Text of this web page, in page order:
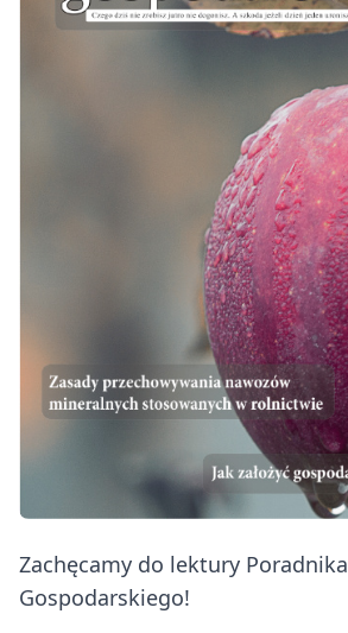
Zachęcamy do lektury Poradnika
Gospodarskiego!